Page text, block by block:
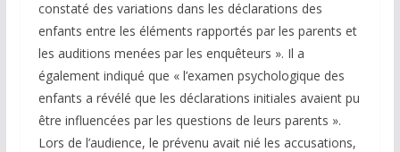
constaté des variations dans les déclarations des
enfants entre les éléments rapportés par les parents et
les auditions menées par les enquêteurs ». Il a
également indiqué que « l’examen psychologique des
enfants a révélé que les déclarations initiales avaient pu
être influencées par les questions de leurs parents ».
Lors de l’audience, le prévenu avait nié les accusations,